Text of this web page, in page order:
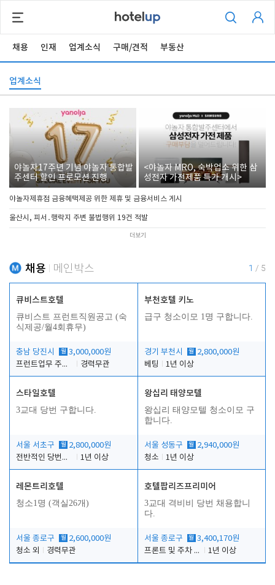
채용 인재 업계소식 구매/견적 부동산
업계소식
야놀자17주년 기념 야놀자 통합발
주센터 할인 프로모션 진행
<야놀자 MRO, 숙박업소 위한 삼
성전자 가전제품 특가 개시>
야놀자제휴점 금융혜택제공 위한 제휴 및 금융서비스 게시
울산시, 피서․행락지 주변 불법행위 19건 적발
더보기
채용 메인박스 1 / 5
큐비스트호텔
큐비스트 프런트직원공고 (숙
식제공/월4회휴무)
충남 당진시 월 3,000,000원
프런트업무 주간, 야간
경력무관
부천호텔 키노
급구 청소이모 1명 구합니다.
경기 부천시 월 2,800,000원
베팅
1년 이상
스타일호텔
3교대 당번 구합니다.
서울 서초구 월 2,800,000원
전반적인 당번업무
1년 이상
왕십리 태양모텔
왕십리 태양모텔 청소이모 구
합니다.
서울 성동구 월 2,940,000원
청소
1년 이상
레몬트리호텔
청소1명 (객실26개)
서울 종로구 월 2,600,000원
청소 외
경력무관
호텔팝리즈프리미어
3교대 격비비 당번 채용합니
다.
서울 종로구 월 3,400,170원
프론트 및 주차 객실관리
1년 이상